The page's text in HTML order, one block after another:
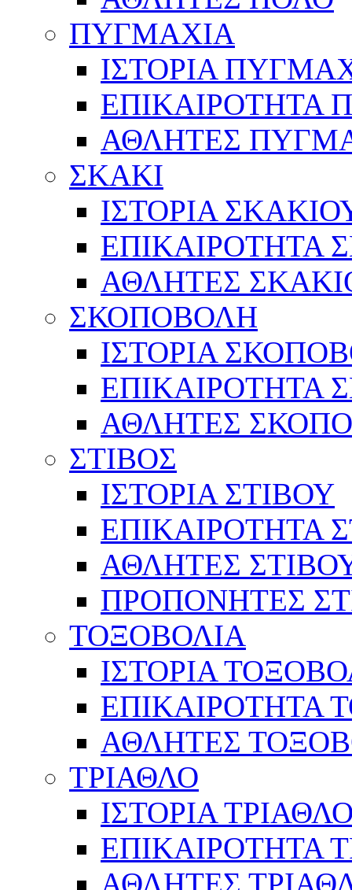
ΠΥΓΜΑΧΙΑ
ΙΣΤΟΡΙΑ
ΕΠΙΚΑΙΡΟΤΗΤΑ
ΑΘΛΗΤΕΣ
ΣΚΑΚΙ
ΙΣΤΟΡΙΑ
ΕΠΙΚΑΙΡΟΤΗΤΑ
ΑΘΛΗΤΕΣ
ΣΚΟΠΟΒΟΛΗ
ΙΣΤΟΡΙΑ
ΕΠΙΚΑΙΡΟΤΗΤΑ
ΑΘΛΗΤΕΣ
ΣΤΙΒΟΣ
ΙΣΤΟΡΙΑ ΣΤΙΒΟΥ
ΕΠΙΚΑΙΡΟΤΗΤΑ
ΑΘΛΗΤΕΣ
ΠΡΟΠΟΝΗΤΕΣ
ΤΟΞΟΒΟΛΙΑ
ΙΣΤΟΡΙΑ
ΕΠΙΚΑΙΡΟΤΗΤΑ
ΑΘΛΗΤΕΣ
ΤΡΙΑΘΛΟ
ΙΣΤΟΡΙΑ
ΕΠΙΚΑΙΡΟΤΗΤΑ